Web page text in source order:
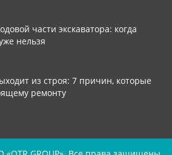
части экскаватора: когда
нельзя
из строя: 7 причин, которые
ремонту